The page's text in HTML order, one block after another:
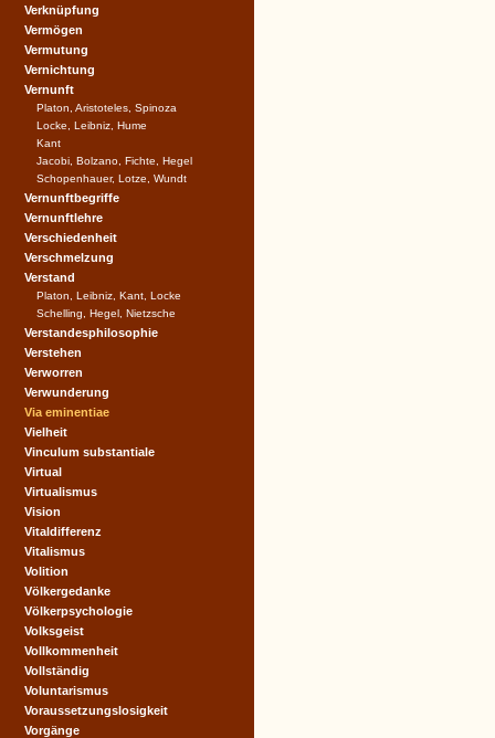
Verknüpfung
Vermögen
Vermutung
Vernichtung
Vernunft
Platon, Aristoteles, Spinoza
Locke, Leibniz, Hume
Kant
Jacobi, Bolzano, Fichte, Hegel
Schopenhauer, Lotze, Wundt
Vernunftbegriffe
Vernunftlehre
Verschiedenheit
Verschmelzung
Verstand
Platon, Leibniz, Kant, Locke
Schelling, Hegel, Nietzsche
Verstandesphilosophie
Verstehen
Verworren
Verwunderung
Via eminentiae
Vielheit
Vinculum substantiale
Virtual
Virtualismus
Vision
Vitaldifferenz
Vitalismus
Volition
Völkergedanke
Völkerpsychologie
Volksgeist
Vollkommenheit
Vollständig
Voluntarismus
Voraussetzungslosigkeit
Vorgänge